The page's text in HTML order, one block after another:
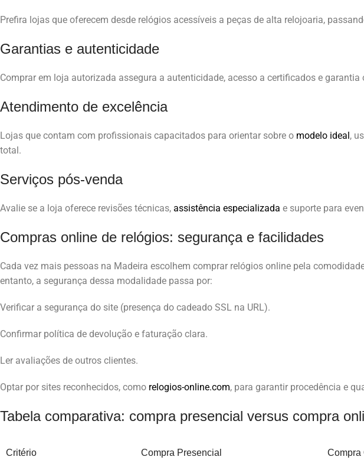
Prefira lojas que oferecem desde relógios acessíveis a peças de alta relojoaria,
Garantias e autenticidade
Comprar em loja autorizada assegura a autenticidade, acesso a certificados e
Atendimento de excelência
Lojas que contam com profissionais capacitados para orientar sobre o modelo ideal,
total.
Serviços pós-venda
Avalie se a loja oferece revisões técnicas, assistência especializada e suporte para
Compras online de relógios: segurança e facilidades
Cada vez mais pessoas na Madeira escolhem comprar relógios online pela
entanto, a segurança dessa modalidade passa por:
Verificar a segurança do site (presença do cadeado SSL na URL).
Confirmar política de devolução e faturação clara.
Ler avaliações de outros clientes.
Optar por sites reconhecidos, como relogios-online.com, para garantir procedência e
Tabela comparativa: compra presencial versus compra
Critério Compra Presencial Compra